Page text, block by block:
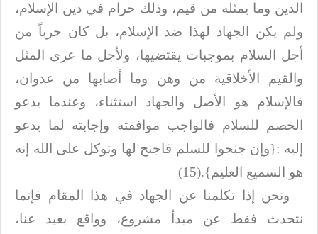
الدين وما يمثله من قيم، وذلك حرام في دين الإسلام،
ولم يكن
الجهاد لهذا ضد الإسلام، بل كان حرباً من
أجل السلام بموجبات يقتضيها، ولأجل ما عرى
المثل
والقيم الأخلاقية من وهن وما أصابها من عدوان،
فالإسلام هو الأصل والجهاد
استثناء، وعندما يدعو
الخصم للسلام فالواجب موافقته وإجابته لما يدعو
إليه :{وإن جنحوا للسلم فاجنح لها وتوكل على الله إنه
هو السميع العليم}(15).
ونحن إذا تكلمنا عن الجهاد في هذا المقام فإنما
نتحدث فقط عن مبدأ مشروع،
وواقع بعيد عنا،